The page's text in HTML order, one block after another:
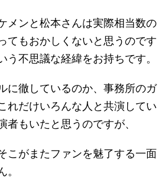
メンと松本さんは実際相当数の
てもおかしくないと思うのです
う不思議な経緯をお持ちです。
に徹しているのか、事務所のガ
れだけいろんな人と共演してい
者もいたと思うのですが、
こがまたファンを魅了する一面
。